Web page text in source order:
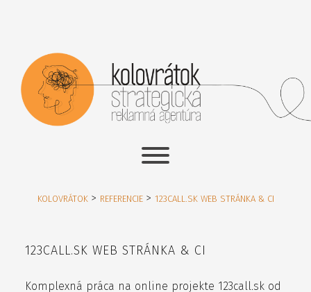
KOLOVRÁTOK > REFERENCIE > 123CALL.SK WEB STRÁNKA & CI
123CALL.SK WEB STRÁNKA & CI
Komplexná práca na online projekte 123call.sk od